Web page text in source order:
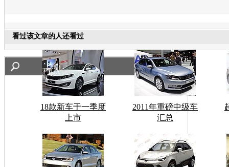
看过该文章的人还看过
18款新车于一季度
上市
2011年重磅中级车
汇总